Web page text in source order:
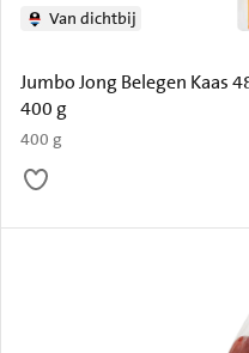
Jumbo Jong Belegen Kaas
400 g
400 g
Van dichtbij